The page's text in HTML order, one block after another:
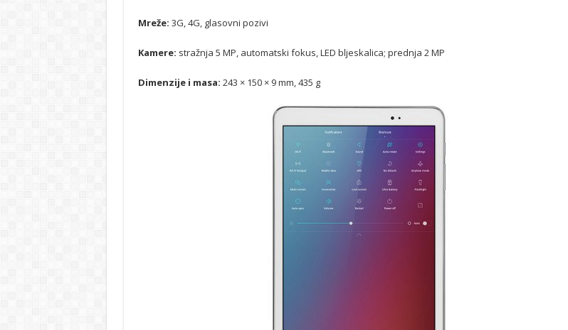
Mreže: 3G, 4G, glasovni pozivi
Kamere: stražnja 5 MP, automatski fokus, LED bljeskalica; prednja 2 MP
Dimenzije i masa: 243 × 150 × 9 mm, 435 g